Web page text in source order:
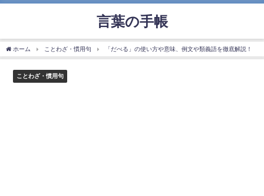
言葉の手帳
ホーム ことわざ・慣用句 「だべる」の使い方や意味、例文や類義語を徹底解説！
ことわざ・慣用句